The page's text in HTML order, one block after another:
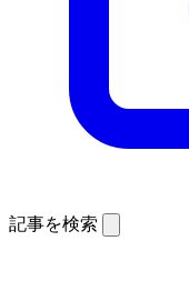
記事を検索